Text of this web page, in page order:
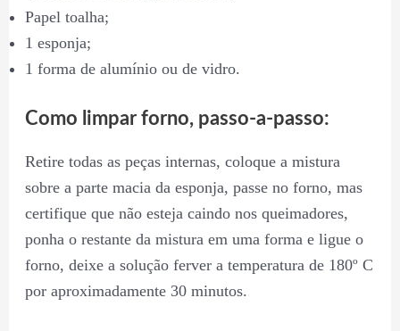
Papel toalha;
1 esponja;
1 forma de alumínio ou de vidro.
Como limpar forno, passo-a-passo:
Retire todas as peças internas, coloque a mistura
sobre a parte macia da esponja, passe no forno, mas
certifique que não esteja caindo nos queimadores,
ponha o restante da mistura em uma forma e ligue o
forno, deixe a solução ferver a temperatura de 180º C
por aproximadamente 30 minutos.